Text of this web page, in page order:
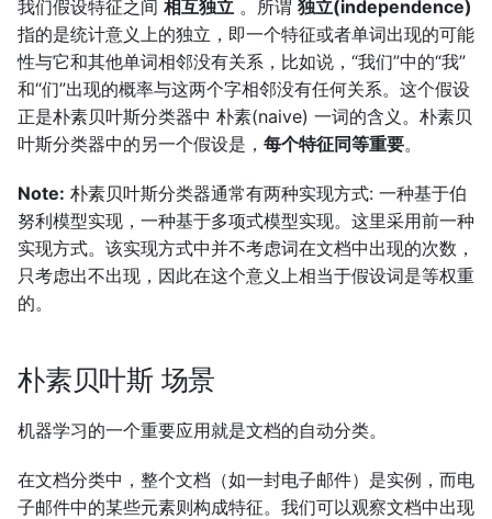
我们假设特征之间 相互独立 。所谓 独立(independence)
指的是统计意义上的独立，即一个特征或者单词出现的可能
性与它和其他单词相邻没有关系，比如说，“我们”中的“我”
和“们”出现的概率与这两个字相邻没有任何关系。这个假设
正是朴素贝叶斯分类器中 朴素(naive) 一词的含义。朴素贝
叶斯分类器中的另一个假设是， 每个特征同等重要。
Note: 朴素贝叶斯分类器通常有两种实现方式: 一种基于伯
努利模型实现，一种基于多项式模型实现。这里采用前一种
实现方式。该实现方式中并不考虑词在文档中出现的次数，
只考虑出不出现，因此在这个意义上相当于假设词是等权重
的。
朴素贝叶斯 场景
机器学习的一个重要应用就是文档的自动分类。
在文档分类中，整个文档（如一封电子邮件）是实例，而电
子邮件中的某些元素则构成特征。我们可以观察文档中出现